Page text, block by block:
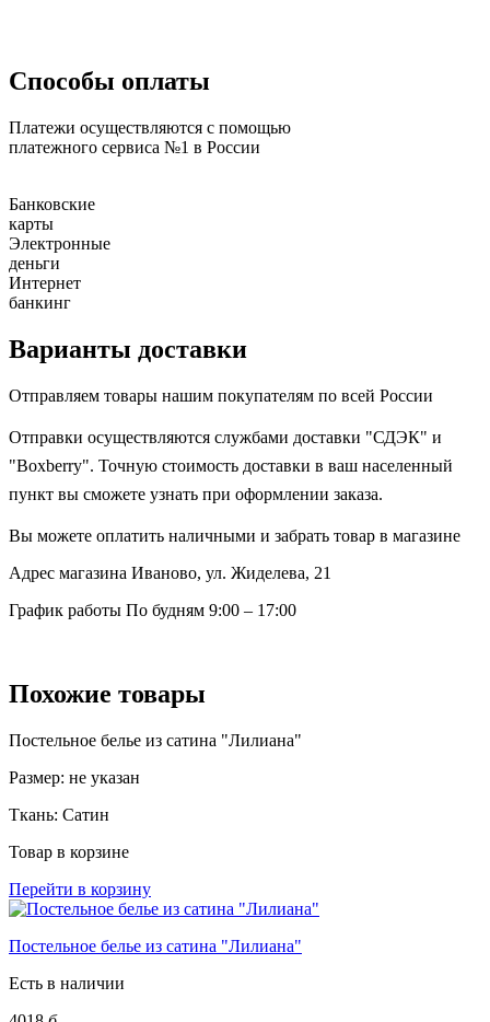
Способы оплаты
Платежи осуществляются с помощью
платежного сервиса №1 в России
Банковские
карты
Электронные
деньги
Интернет
банкинг
Варианты доставки
Отправляем товары нашим покупателям по всей России
Отправки осуществляются службами доставки "СДЭК" и
"Boxberry". Точную стоимость доставки в ваш населенный
пункт вы сможете узнать при оформлении заказа.
Вы можете оплатить наличными и забрать товар в магазине
Адрес магазина Иваново, ул. Жиделева, 21
График работы По будням 9:00 – 17:00
Похожие товары
Постельное белье из сатина "Лилиана"
Размер: не указан
Ткань: Сатин
Товар в корзине
Перейти в корзину
Постельное белье из сатина "Лилиана"
Есть в наличии